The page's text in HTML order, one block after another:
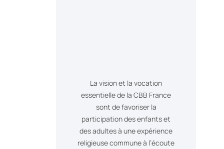
La vision et la vocation
essentielle de la CBB France
sont de favoriser la
participation des enfants et
des adultes à une expérience
religieuse commune à l’écoute